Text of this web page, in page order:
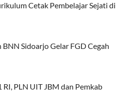
Cetak Pembelajar Sejati di
Sidoarjo Gelar FGD Cegah
PLN UIT JBM dan Pemkab